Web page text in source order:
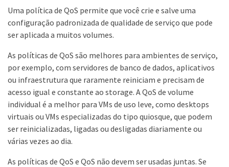
Uma política de QoS permite que você crie e salve uma
configuração padronizada de qualidade de serviço que pode
ser aplicada a muitos volumes.
As políticas de QoS são melhores para ambientes de serviço,
por exemplo, com servidores de banco de dados, aplicativos
ou infraestrutura que raramente reiniciam e precisam de
acesso igual e constante ao storage. A QoS de volume
individual é a melhor para VMs de uso leve, como desktops
virtuais ou VMs especializadas do tipo quiosque, que podem
ser reinicializadas, ligadas ou desligadas diariamente ou
várias vezes ao dia.
As políticas de QoS e QoS não devem ser usadas juntas. Se